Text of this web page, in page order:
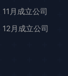
11月成立公司
12月成立公司